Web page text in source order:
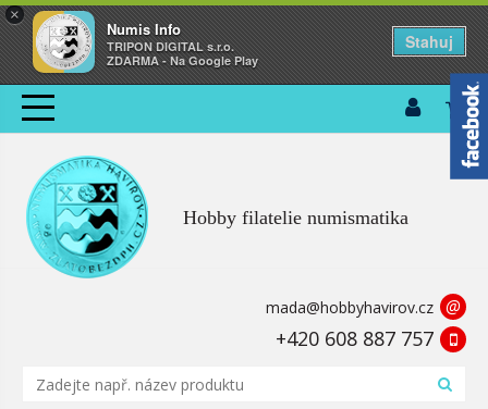
×
Numis Info
TRIPON DIGITAL s.r.o.
ZDARMA - Na Google Play
Stahuj
Hobby filatelie numismatika
mada@hobbyhavirov.cz @
+420 608 887 757